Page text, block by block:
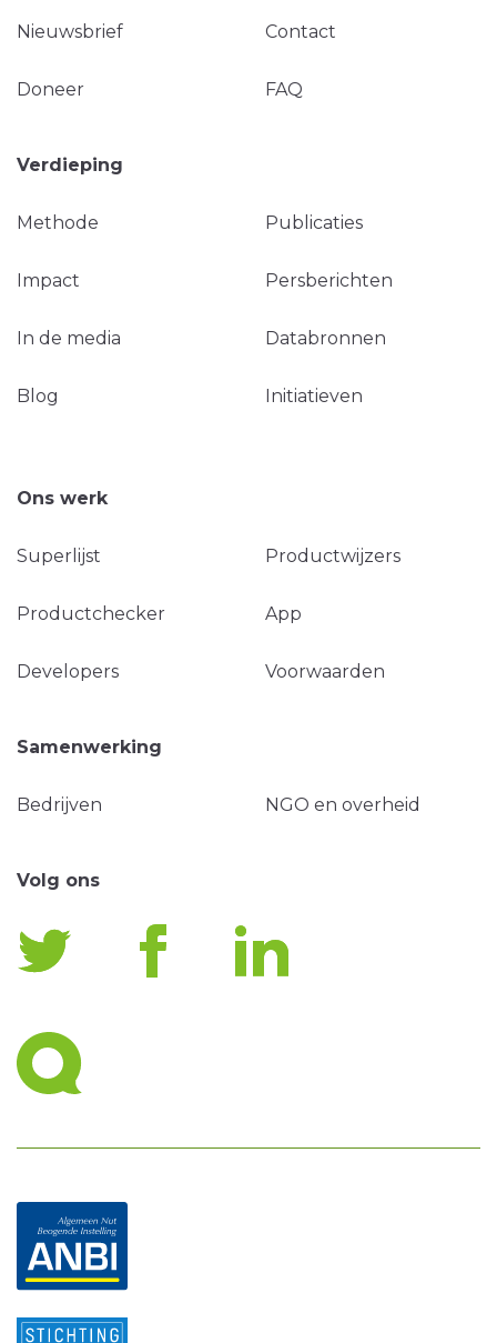
Nieuwsbrief Contact
Doneer FAQ
Verdieping
Methode Publicaties
Impact Persberichten
In de media Databronnen
Blog Initiatieven
Ons werk
Superlijst Productwijzers
Productchecker App
Developers Voorwaarden
Samenwerking
Bedrijven NGO en overheid
Volg ons